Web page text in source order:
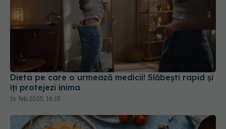
Dieta pe care o urmează medicii! Slăbești rapid și
îți protejezi inima
16 feb 2025, 16:15